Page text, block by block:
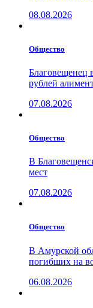
08.08.2026
Общество
Благовещенец
рублей
07.08.2026
Общество
В
мест
07.08.2026
Общество
В Амурской
погибших на
06.08.2026